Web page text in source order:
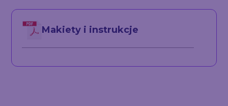
Makiety i instrukcje